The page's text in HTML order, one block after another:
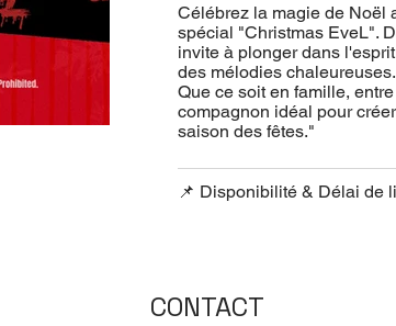
Célébrez la magie de Noël
spécial "Christmas EveL".
invite à plonger dans
des mélodies chaleureuses.
Que ce soit en famille,
compagnon idéal pour
saison des fêtes."
📌 Disponibilité & Délai de
CONTACT